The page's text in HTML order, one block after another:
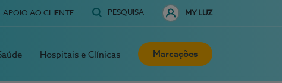
APOIO AO CLIENTE PESQUISA MY LUZ
Hospitais e Clínicas Marcações